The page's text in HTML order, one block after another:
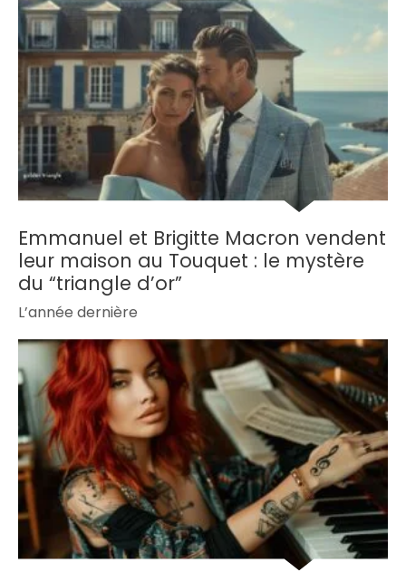
Emmanuel et Brigitte Macron vendent
leur maison au Touquet : le mystère
du “triangle d’or”
L’année dernière